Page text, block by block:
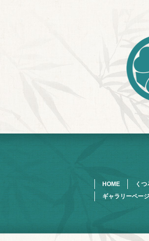
HOME く
ギャラリーページ